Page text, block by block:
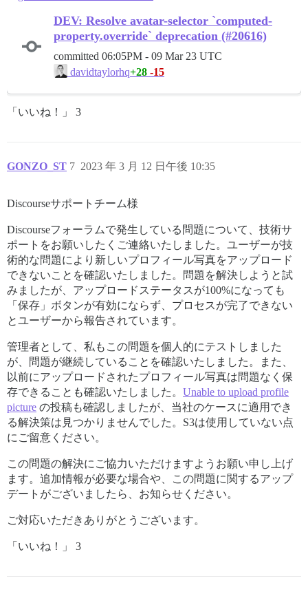
DEV: Resolve avatar-selector `computed-
property.override` deprecation (#20616)
committed 06:05PM - 09 Mar 23 UTC
davidtaylorhq+28 -15
「いいね！」 3
GONZO_ST 2023 年 3 月 12 日午後 10:35
7
Discourseサポートチーム様
Discourseフォーラムで発生している問題について、技術サ
ポートをお願いしたくご連絡いたしました。ユーザーが技
術的な問題により新しいプロフィール写真をアップロード
できないことを確認いたしました。問題を解決しようと試
みましたが、アップロードステータスが100%になっても
「保存」ボタンが有効にならず、プロセスが完了できない
とユーザーから報告されています。
管理者として、私もこの問題を個人的にテストしました
が、問題が継続していることを確認いたしました。また、
以前にアップロードされたプロフィール写真は問題なく保
存できることも確認いたしました。 Unable to upload profile
picture の投稿も確認しましたが、当社のケースに適用でき
る解決策は見つかりませんでした。S3は使用していない点
にご留意ください。
この問題の解決にご協力いただけますようお願い申し上げ
ます。追加情報が必要な場合や、この問題に関するアップ
デートがございましたら、お知らせください。
ご対応いただきありがとうございます。
「いいね！」 3